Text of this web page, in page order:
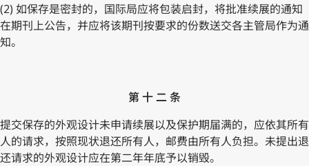
(2) 如保存是密封的，国际局应将包装启封，将批准续展的通知
在期刊上公告，并应将该期刊按要求的份数送交各主管局作为通
知。
第 十 二 条
提交保存的外观设计未申请续展以及保护期届满的，应依其所有
人的请求，按照现状退还所有人，邮费由所有人负担。未提出退
还请求的外观设计应在第二年年底予以销毁。